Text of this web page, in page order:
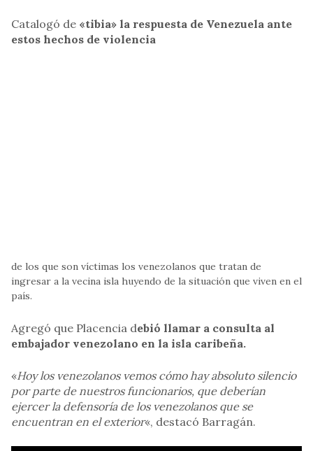
Catalogó de «tibia» la respuesta de Venezuela ante
estos hechos de violencia
de los que son víctimas los venezolanos que tratan de
ingresar a la vecina isla huyendo de la situación que viven en el
país.
Agregó que Placencia debió llamar a consulta al
embajador venezolano en la isla caribeña.
«Hoy los venezolanos vemos cómo hay absoluto silencio
por parte de nuestros funcionarios, que deberían
ejercer la defensoría de los venezolanos que se
encuentran en el exterior«, destacó Barragán.